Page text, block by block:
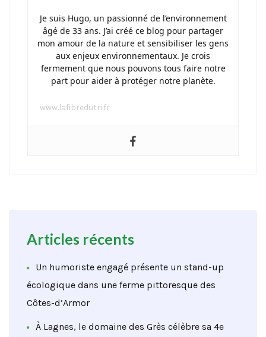
Je suis Hugo, un passionné de l’environnement
âgé de 33 ans. J’ai créé ce blog pour partager
mon amour de la nature et sensibiliser les gens
aux enjeux environnementaux. Je crois
fermement que nous pouvons tous faire notre
part pour aider à protéger notre planète.
www.lafibredutri.fr
Articles récents
Un humoriste engagé présente un stand-up
écologique dans une ferme pittoresque des
Côtes-d’Armor
À Lagnes, le domaine des Grès célèbre sa 4e